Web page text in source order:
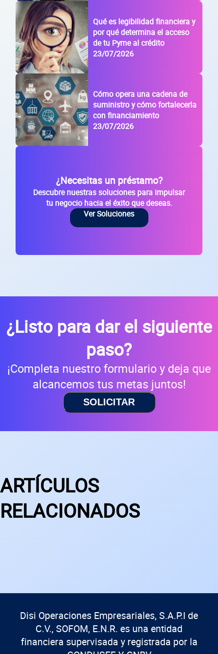
Qué es legibilidad financiera y
por qué determina el acceso
de tu Pyme al crédito
23/07/2026
Cómo opera una cadena de
suministro y cómo fortalecerla
con financiamiento
23/07/2026
¿Necesitas un préstamo?
Descubre nuestras soluciones para impulsar
tu negocio hacia el éxito que deseas.
Ver Soluciones
¿Listo para dar el siguiente
paso?
¡Completa nuestro formulario y deja que
alcancemos tus metas juntos!
SOLICITAR
ARTÍCULOS
RELACIONADOS
Disi Operaciones Empresariales, S.A.P.I de
C.V., SOFOM, E.N.R. es una entidad
financiera supervisada y registrada por la